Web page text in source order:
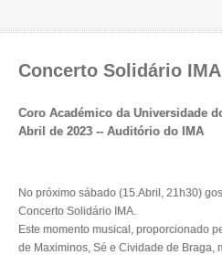
Concerto Solidário IMA
Coro Académico da Universidade
Abril de 2023 -- Auditório do IMA
No próximo sábado (15.Abril, 21h30)
Concerto Solidário IMA.
Este momento musical, proporcionado
de Maximinos, Sé e Cividade de Braga,